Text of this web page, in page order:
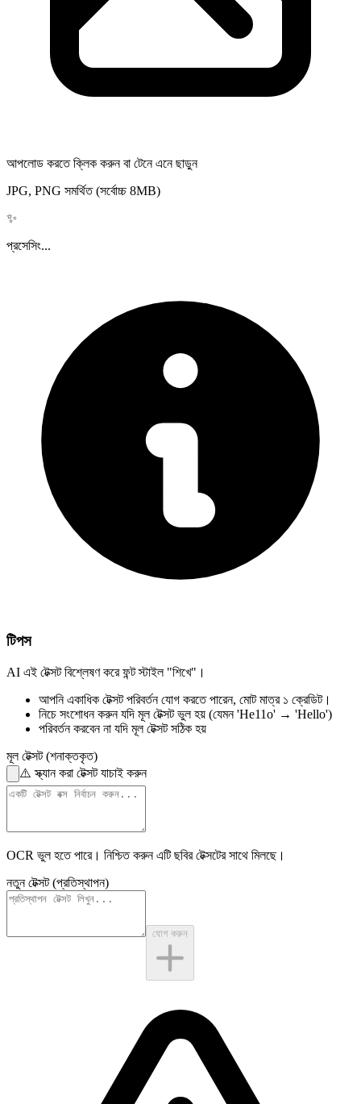
আপলোড করতে ক্লিক করুন বা টেনে এনে ছাড়ুন
JPG, PNG সমর্থিত (সর্বোচ্চ 8MB)
✨
প্রসেসিং...
টিপস
AI এই টেক্সট বিশ্লেষণ করে ফন্ট স্টাইল "শিখে"।
আপনি একাধিক টেক্সট পরিবর্তন যোগ করতে পারেন, মোট মাত্র ১ ক্রেডিট।
নিচে সংশোধন করুন যদি মূল টেক্সট ভুল হয় (যেমন 'He11o' → 'Hello')
পরিবর্তন করবেন না যদি মূল টেক্সট সঠিক হয়
মূল টেক্সট (শনাক্তকৃত)
⚠️স্ক্যান করা টেক্সট যাচাই করুন
OCR ভুল হতে পারে। নিশ্চিত করুন এটি ছবির টেক্সটের সাথে মিলছে।
নতুন টেক্সট (প্রতিস্থাপন)
যোগ করুন